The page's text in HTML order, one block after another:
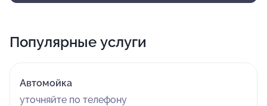
Популярные услуги
Автомойка
уточняйте по телефону